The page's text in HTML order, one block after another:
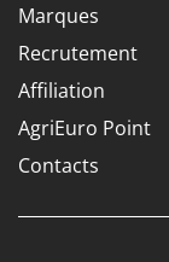
Marques
Recrutement
Affiliation
AgriEuro Point
Contacts